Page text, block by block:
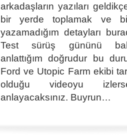
arkadaşların yazıları
bir yerde toplamak ve
yazamadığım detayları
Test sürüş gününü
anlattığım doğrudur bu
Ford ve Utopic Farm ekibi
olduğu videoyu
anlayacaksınız. Buyrun…